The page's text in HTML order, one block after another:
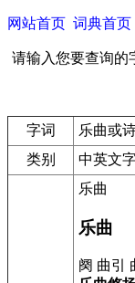
网站首页 词典首页
请输入您要查询的
字词
乐曲或
类别
中英文
乐曲
乐曲
阕 曲引